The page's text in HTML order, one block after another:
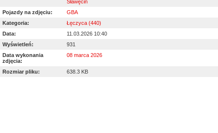
Sławęcin
Pojazdy na zdjęciu:
GBA
Kategoria:
Łęczyca (440)
Data:
11.03.2026 10:40
Wyświetleń:
931
Data wykonania
zdjęcia:
08 marca 2026
Rozmiar pliku: 638.3 KB